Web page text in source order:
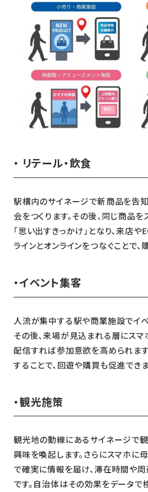
・ リテール・飲食
駅構内のサイネージで新商品を告
会をつくります。その後、同じ商品
「思い出すきっかけ」となり、来店
ラインとオンラインをつなぐことで、
・イベント集客
人流が集中する駅や商業施設でイベ
その後、来場が見込まれる層にス
配信すれば参加意欲を高められま
することで、回遊や購買も促進できま
・観光施策
観光地の動線にあるサイネージで
興味を喚起します。さらにスマホに
で確実に情報を届け、滞在時間や
です。自治体はその効果をデータで